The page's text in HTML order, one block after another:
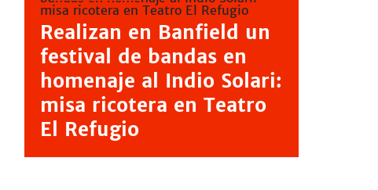
Realizan en Banfield un
festival de bandas en
homenaje al Indio Solari:
misa ricotera en Teatro
El Refugio